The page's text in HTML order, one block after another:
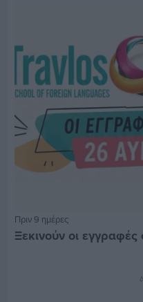
Πριν 9 ημέρες
Ξεκινούν οι